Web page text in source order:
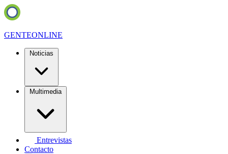
GENTEONLINE
Noticias
Multimedia
Entrevistas
Contacto